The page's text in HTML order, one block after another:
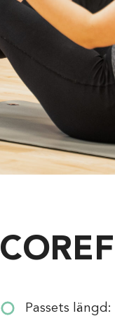
Passets